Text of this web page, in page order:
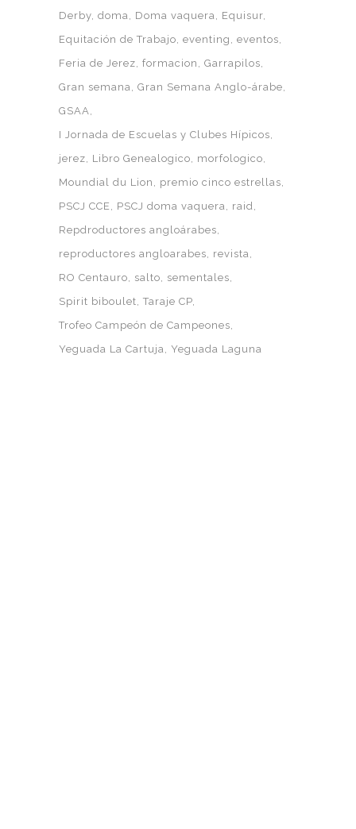
Derby doma Doma vaquera
Equisur
Equitación de Trabajo eventing
eventos
Feria de Jerez formacion
Garrapilos
Gran semana Gran Semana Anglo-árabe
GSAA
I Jornada de Escuelas y Clubes Hípicos
jerez
Libro Genealogico
morfologico
Moundial du Lion
premio cinco estrellas
PSCJ CCE
PSCJ doma vaquera
raid
Repdroductores angloárabes
reproductores angloarabes
revista
RO Centauro
salto
sementales
Spirit biboulet Taraje CP
Trofeo Campeón de Campeones
Yeguada La Cartuja Yeguada Laguna